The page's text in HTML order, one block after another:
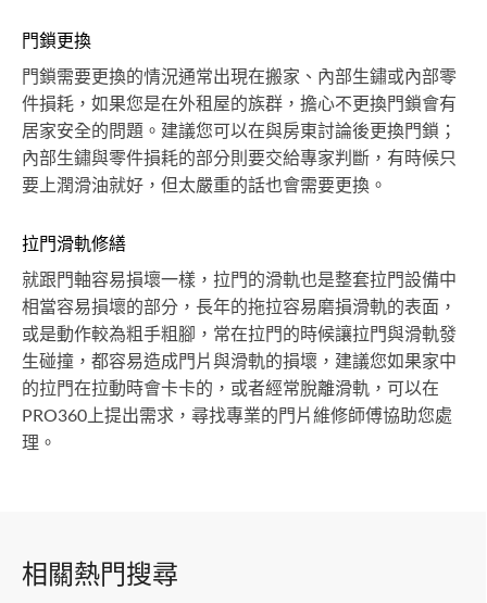
門鎖更換
門鎖需要更換的情況通常出現在搬家、內部生鏽或內部零
件損耗，如果您是在外租屋的族群，擔心不更換門鎖會有
居家安全的問題。建議您可以在與房東討論後更換門鎖；
內部生鏽與零件損耗的部分則要交給專家判斷，有時候只
要上潤滑油就好，但太嚴重的話也會需要更換。
拉門滑軌修繕
就跟門軸容易損壞一樣，拉門的滑軌也是整套拉門設備中
相當容易損壞的部分，長年的拖拉容易磨損滑軌的表面，
或是動作較為粗手粗腳，常在拉門的時候讓拉門與滑軌發
生碰撞，都容易造成門片與滑軌的損壞，建議您如果家中
的拉門在拉動時會卡卡的，或者經常脫離滑軌，可以在
PRO360上提出需求，尋找專業的門片維修師傅協助您處
理。
相關熱門搜尋